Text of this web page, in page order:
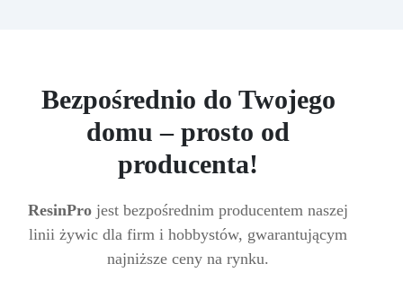
Bezpośrednio do Twojego
domu – prosto od
producenta!
ResinPro jest bezpośrednim producentem naszej
linii żywic dla firm i hobbystów, gwarantującym
najniższe ceny na rynku.